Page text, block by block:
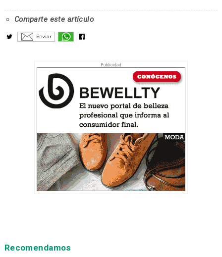
Comparte este artículo
Recomendamos